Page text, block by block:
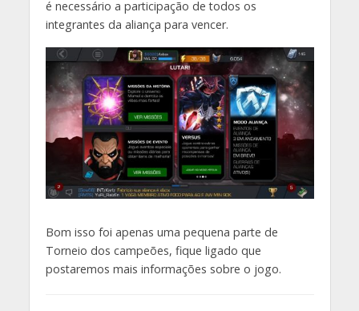
é necessário a participação de todos os
integrantes da aliança para vencer.
Bom isso foi apenas uma pequena parte de
Torneio dos campeões, fique ligado que
postaremos mais informações sobre o jogo.